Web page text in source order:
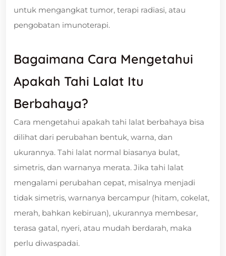
untuk mengangkat tumor, terapi radiasi, atau
pengobatan imunoterapi.
Bagaimana Cara Mengetahui
Apakah Tahi Lalat Itu
Berbahaya?
Cara mengetahui apakah tahi lalat berbahaya bisa
dilihat dari perubahan bentuk, warna, dan
ukurannya. Tahi lalat normal biasanya bulat,
simetris, dan warnanya merata. Jika tahi lalat
mengalami perubahan cepat, misalnya menjadi
tidak simetris, warnanya bercampur (hitam, cokelat,
merah, bahkan kebiruan), ukurannya membesar,
terasa gatal, nyeri, atau mudah berdarah, maka
perlu diwaspadai.